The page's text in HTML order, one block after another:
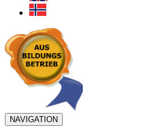
NAVIGATION